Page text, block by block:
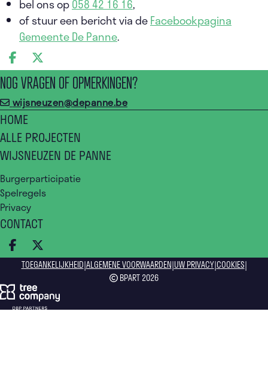
bel ons op058 42 16 16,
of stuur een bericht via deFacebookpagina
Gemeente De Panne.
DEEL OP FACEBOOK
DEEL OP X
NOG VRAGEN OF OPMERKINGEN?
wijsneuzen@depanne.be
HOME
ALLE PROJECTEN
WIJSNEUZEN DE PANNE
Burgerparticipatie
Spelregels
Privacy
CONTACT
DEEL OP FACEBOOK
DEEL OP X
TOEGANKELIJKHEID|ALGEMENE VOORWAARDEN|UW PRIVACY|COOKIES|
BPART 2026